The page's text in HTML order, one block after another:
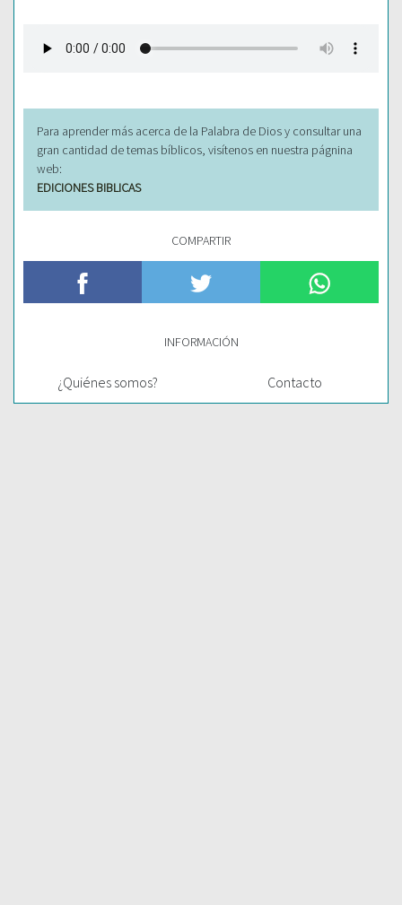
Para aprender más acerca de la Palabra de Dios y consultar una
gran cantidad de temas bíblicos, visítenos en nuestra págnina
web:
EDICIONES BIBLICAS
COMPARTIR
INFORMACIÓN
¿Quiénes somos? Contacto